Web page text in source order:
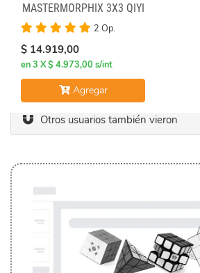
MASTERMORPHIX 3X3 QIYI
2 Op.
$ 14.919,00
en 3 X $ 4.973,00 s/int
Agregar
Otros usuarios también vieron